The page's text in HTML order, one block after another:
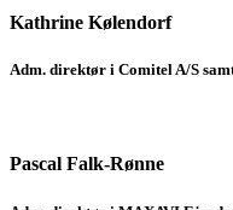
Kathrine Kølendorf
Adm. direktør i Comitel A/S
Pascal Falk-Rønne